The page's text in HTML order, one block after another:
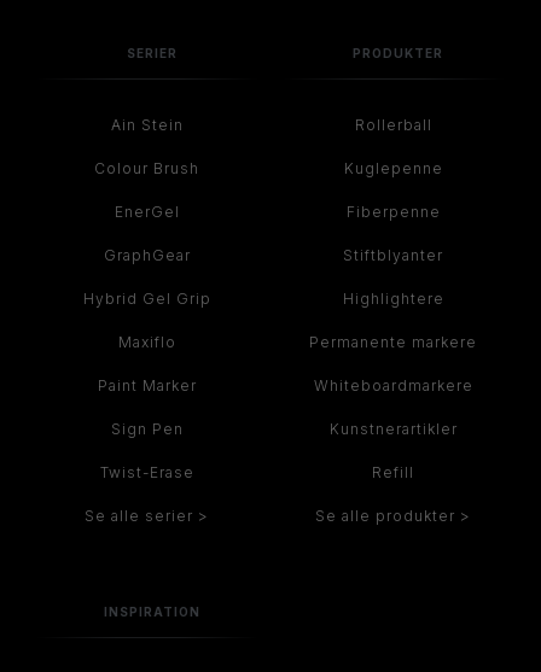
SERIER
Ain Stein
Colour Brush
EnerGel
GraphGear
Hybrid Gel Grip
Maxiflo
Paint Marker
Sign Pen
Twist-Erase
Se alle serier >
PRODUKTER
Rollerball
Kuglepenne
Fiberpenne
Stiftblyanter
Highlightere
Permanente markere
Whiteboardmarkere
Kunstnerartikler
Refill
Se alle produkter >
INSPIRATION